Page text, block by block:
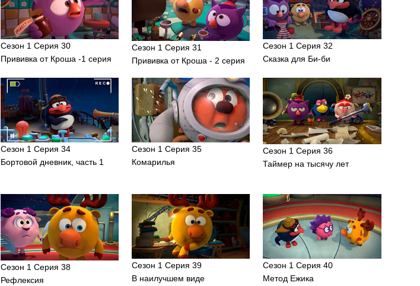
Сезон 1 Серия 30
Прививка от Кроша -1 серия
Сезон 1 Серия 31
Прививка от Кроша - 2 серия
Сезон 1 Серия 32
Сказка для Би-би
Сезон 1 Серия 34
Бортовой дневник, часть 1
Сезон 1 Серия 35
Комарилья
Сезон 1 Серия 36
Таймер на тысячу лет
Сезон 1 Серия 38
Рефлексия
Сезон 1 Серия 39
В наилучшем виде
Сезон 1 Серия 40
Метод Ежика